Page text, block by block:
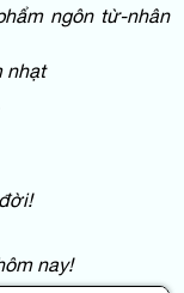
ngôn từ-nhân
nhạt
nay!